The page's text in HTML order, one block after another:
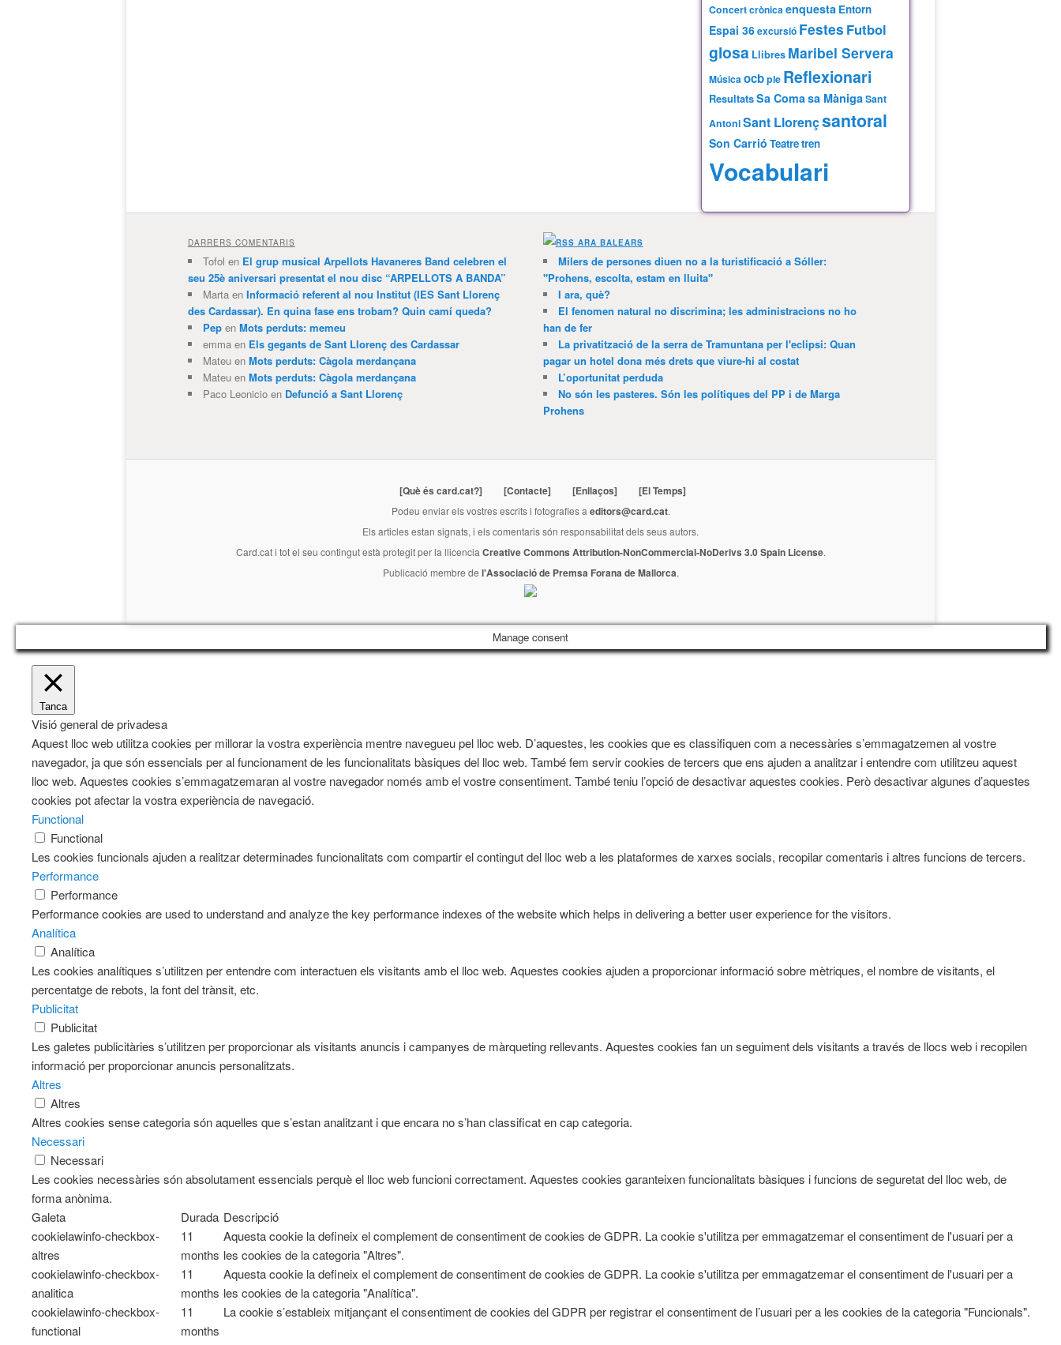
Concertcrònicaenquesta Entorn
Espai 36excursió Festes Futbol
glosa Llibres Maribel Servera
Músicaocbple Reflexionari
ResultatsSa Comasa MànigaSant
AntoniSant Llorençsantoral
Son Carrió Teatretren
Vocabulari
DARRERS COMENTARIS
Tofol en El grup musical Arpellots Havaneres Band celebren el
seu 25è aniversari presentat el nou disc “ARPELLOTS A BANDA”
Martaen Informació referent al nou Institut (IES Sant Llorenç
des Cardassar). En quina fase ens trobam? Quin camí queda?
Pepen Mots perduts: memeu
emmaen Els gegants de Sant Llorenç des Cardassar
Mateuen Mots perduts: Càgola merdançana
Mateuen Mots perduts: Càgola merdançana
Paco Leonicioen Defunció a Sant Llorenç
ARA BALEARS
Milers de persones diuen no a la turistificació a Sóller:
"Prohens, escolta, estam en lluita"
I ara, què?
El fenomen natural no discrimina; les administracions no ho
han de fer
La privatització de la serra de Tramuntana per l'eclipsi: Quan
pagar un hotel dona més drets que viure-hi al costat
L’oportunitat perduda
No són les pasteres. Són les polítiques del PP i de Marga
Prohens
[Què és card.cat?] [Contacte] [Enllaços] [El Temps]
Podeu enviar els vostres escrits i fotografies a editors@card.cat.
Els articles estan signats, i els comentaris són responsabilitat dels seus autors.
Card.cati tot el seu contingut està protegit per la llicencia Creative Commons Attribution-NonCommercial-NoDerivs 3.0 Spain License.
Publicació membre de l'Associació de Premsa Forana de Mallorca.
Manage consent
Tanca
Visió general de privadesa
Aquest lloc web utilitza cookies per millorar la vostra experiència mentre navegueu pel lloc web. D’aquestes, les cookies que es classifiquen com a necessàries s’emmagatzemen al vostre
navegador, ja que són essencials per al funcionament de les funcionalitats bàsiques del lloc web. També fem servir cookies de tercers que ens ajuden a analitzar i entendre com utilitzeu aquest
lloc web. Aquestes cookies s’emmagatzemaran al vostre navegador només amb el vostre consentiment. També teniu l’opció de desactivar aquestes cookies. Però desactivar algunes d’aquestes
cookies pot afectar la vostra experiència de navegació.
Functional
Functional
Les cookies funcionals ajuden a realitzar determinades funcionalitats com compartir el contingut del lloc web a les plataformes de xarxes socials, recopilar comentaris i altres funcions de tercers.
Performance
Performance
Performance cookies are used to understand and analyze the key performance indexes of the website which helps in delivering a better user experience for the visitors.
Analítica
Analítica
Les cookies analítiques s’utilitzen per entendre com interactuen els visitants amb el lloc web. Aquestes cookies ajuden a proporcionar informació sobre mètriques, el nombre de visitants, el
percentatge de rebots, la font del trànsit, etc.
Publicitat
Publicitat
Les galetes publicitàries s’utilitzen per proporcionar als visitants anuncis i campanyes de màrqueting rellevants. Aquestes cookies fan un seguiment dels visitants a través de llocs web i recopilen
informació per proporcionar anuncis personalitzats.
Altres
Altres
Altres cookies sense categoria són aquelles que s’estan analitzant i que encara no s’han classificat en cap categoria.
Necessari
Necessari
Les cookies necessàries són absolutament essencials perquè el lloc web funcioni correctament. Aquestes cookies garanteixen funcionalitats bàsiques i funcions de seguretat del lloc web, de
forma anònima.
Galeta
Durada Descripció
cookielawinfo-checkbox-
altres
11
months
Aquesta cookie la defineix el complement de consentiment de cookies de GDPR. La cookie s'utilitza per emmagatzemar el consentiment de l'usuari per a
les cookies de la categoria "Altres".
cookielawinfo-checkbox-
analitica
11
months
Aquesta cookie la defineix el complement de consentiment de cookies de GDPR. La cookie s'utilitza per emmagatzemar el consentiment de l'usuari per a
les cookies de la categoria "Analítica".
cookielawinfo-checkbox-
functional
11
months
La cookie s’estableix mitjançant el consentiment de cookies del GDPR per registrar el consentiment de l’usuari per a les cookies de la categoria "Funcionals".